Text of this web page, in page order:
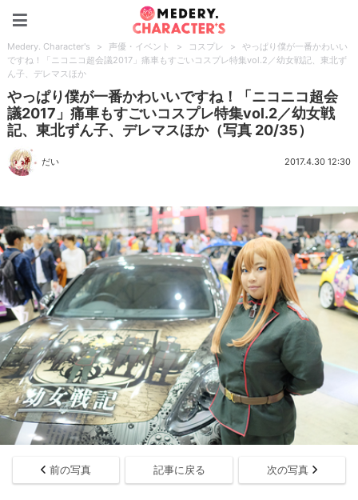
Medery. Character's > 声優・イベント > コスプレ >
やっぱり僕が一番かわいい
ですね！「ニコニコ超会議2017」痛車もすごいコスプレ特集vol.2／幼女戦記、東北ず
ん子、デレマスほか
やっぱり僕が一番かわいいですね！「ニコニコ超会
議2017」痛車もすごいコスプレ特集vol.2／幼女戦
記、東北ずん子、デレマスほか（写真 20/35）
だい 2017.4.30 12:30
前の写真 記事に戻る 次の写真